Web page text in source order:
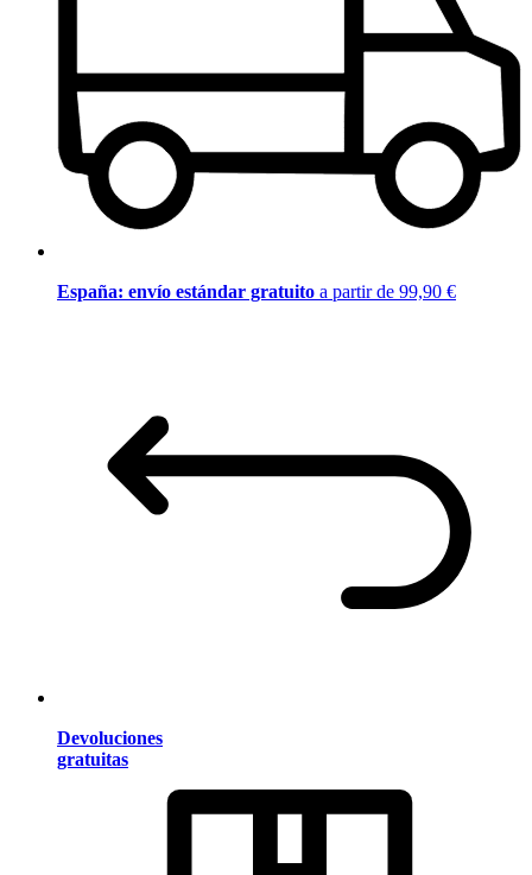
España: envío estándar gratuito a partir de 99,90 €
Devoluciones
gratuitas